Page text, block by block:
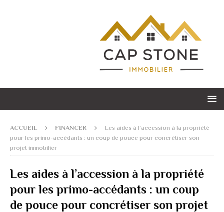
ACCUEIL FINANCER
Les aides à l’accession à la propriété
pour les primo-accédants : un coup de pouce pour concrétiser son
projet immobilier
Les aides à l’accession à la propriété
pour les primo-accédants : un coup
de pouce pour concrétiser son projet